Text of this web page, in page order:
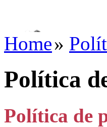
Home»
Política
Política de